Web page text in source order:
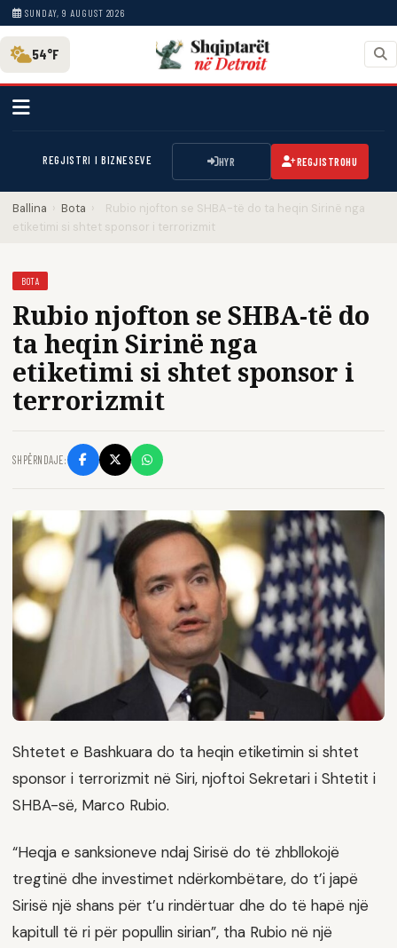
SUNDAY, 9 AUGUST 2026
54°F
REGJISTRI I BIZNESEVE HYR REGJISTROHU
Ballina › Bota ›
Rubio njofton se SHBA-të do ta heqin Sirinë nga
etiketimi si shtet sponsor i terrorizmit
BOTA
Rubio njofton se SHBA-të do
ta heqin Sirinë nga
etiketimi si shtet sponsor i
terrorizmit
SHPËRNDAJE:
Shtetet e Bashkuara do ta heqin etiketimin si shtet
sponsor i terrorizmit në Siri, njoftoi Sekretari i Shtetit i
SHBA-së, Marco Rubio.
“Heqja e sanksioneve ndaj Sirisë do të zhbllokojë
tregtinë dhe investimet ndërkombëtare, do t’i japë
Sirisë një shans për t’u rindërtuar dhe do të hapë një
kapitull të ri për popullin sirian”, tha Rubio në një